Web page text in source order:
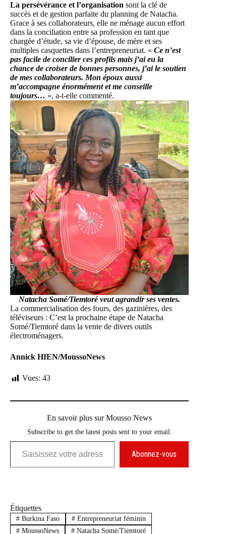
La persévérance et l’organisation sont la clé de
succès et de gestion parfaite du planning de Natacha.
Grace à ses collaborateurs, elle ne ménage aucun effort
dans la conciliation entre sa profession en tant que
chargée d’étude, sa vie d’épouse, de mère et ses
multiples casquettes dans l’entrepreneuriat. « Ce n’est
pas facile de concilier ces profils mais j’ai eu la
chance de croiser de bonnes personnes, j’ai le soutien
de mes collaborateurs. Mon époux aussi
m’accompagne énormément et me conseille
toujours… », a-t-elle commenté.
Natacha Somé/Tiemtoré veut agrandir ses ventes.
La commercialisation des fours, des gazinières, des
téléviseurs : C’est la prochaine étape de Natacha
Somé/Tiemtoré dans la vente de divers outils
électroménagers.
Annick HIEN/MoussoNews
Vues: 43
En savoir plus sur Mousso News
Subscribe to get the latest posts sent to your email.
Saisissez votre adresse e-mail…
Abonnez-vous
Étiquettes
#Burkina Faso #Entrepreneuriat féminin
#MoussoNews #Natacha Somé/Tiemtoré